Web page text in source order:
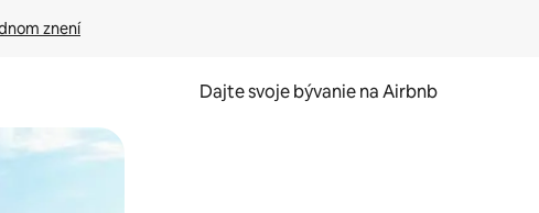
znení
Dajte svoje bývanie na Airbnb